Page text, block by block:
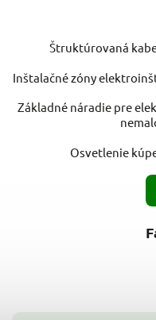
Štruktúrovaná
Inštalačné zóny
Základné náradie pre
Osvetlenie